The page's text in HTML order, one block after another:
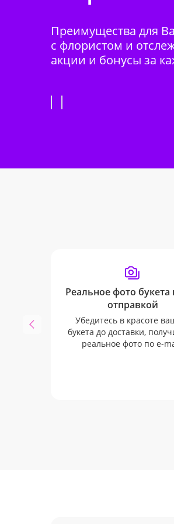
Преимущества для
с флористом и
акции и бонусы за
Реальное фото букета
отправкой
Убедитесь в красоте
букета до доставки,
реальное фото по e-